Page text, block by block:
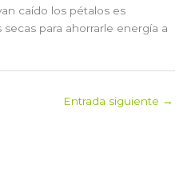
caído los pétalos es
para ahorrarle energía a
Entrada siguiente →